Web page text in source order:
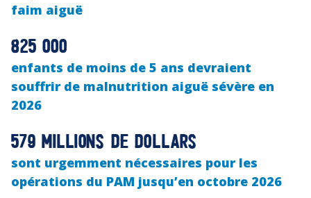
faim aiguë
825 000
enfants de moins de 5 ans devraient
souffrir de malnutrition aiguë sévère en
2026
579 millions de dollars
sont urgemment nécessaires pour les
opérations du PAM jusqu’en octobre 2026